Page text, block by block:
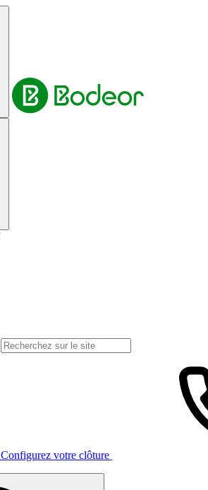
Configurez votre clôture